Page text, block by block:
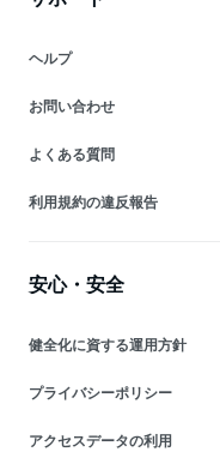
ヘルプ
お問い合わせ
よくある質問
利用規約の違反報告
安心・安全
健全化に資する運用方針
プライバシーポリシー
アクセスデータの利用